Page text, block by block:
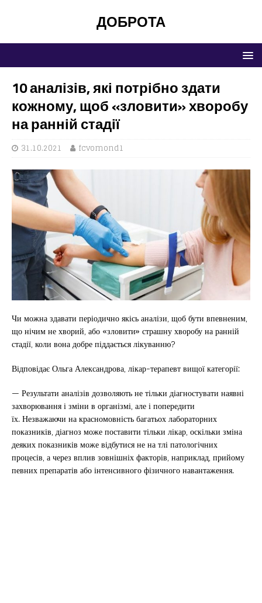
ДОБРОТА
10 аналізів, які потрібно здати
кожному, щоб «зловити» хворобу
на ранній стадії
31.10.2021 fcvomond1
Чи можна здавати періодично якісь аналізи, щоб бути впевненим,
що нічим не хворий, або «зловити» страшну хворобу на ранній
стадії, коли вона добре піддається лікуванню?
Відповідає Ольга Александрова, лікар-терапевт вищої категорії:
— Результати аналізів дозволяють не тільки діагностувати наявні
захворювання і зміни в організмі, але і попередити
їх. Незважаючи на красномовність багатьох лабораторних
показників, діагноз може поставити тільки лікар, оскільки зміна
деяких показників може відбутися не на тлі патологічних
процесів, а через вплив зовнішніх факторів, наприклад, прийому
певних препаратів або інтенсивного фізичного навантаження.